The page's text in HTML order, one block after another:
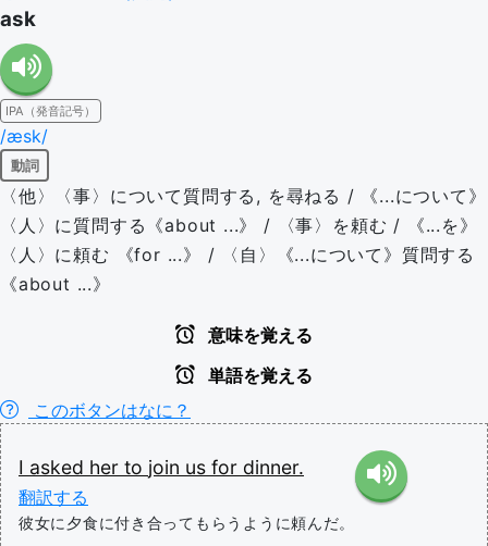
ask
IPA（発音記号）
/æsk/
動詞
〈他〉〈事〉について質問する, を尋ねる / 《...について》
〈人〉に質問する《about ...》 / 〈事〉を頼む / 《...を》
〈人〉に頼む 《for ...》 / 〈自〉《...について》質問する
《about ...》
意味を覚える
単語を覚える
このボタンはなに？
I asked her to join us for dinner.
翻訳する
彼女に夕食に付き合ってもらうように頼んだ。